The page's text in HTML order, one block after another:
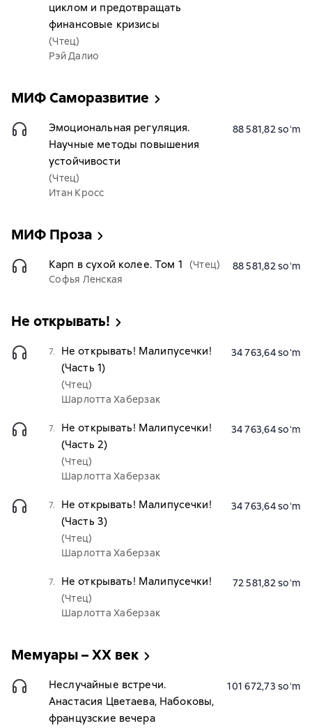
циклом и предотвращать
финансовые кризисы
(Чтец)
Рэй Далио
МИФ Саморазвитие
Эмоциональная регуляция.
Научные методы повышения
устойчивости
(Чтец)
Итан Кросс
88 581,82 soʻm
МИФ Проза
Карп в сухой колее. Том 1
(Чтец)
Софья Ленская
88 581,82 soʻm
Не открывать!
7.
Не открывать! Малипусечки!
(Часть 1)
(Чтец)
Шарлотта Хаберзак
34 763,64 soʻm
7.
Не открывать! Малипусечки!
(Часть 2)
(Чтец)
Шарлотта Хаберзак
34 763,64 soʻm
7.
Не открывать! Малипусечки!
(Часть 3)
(Чтец)
Шарлотта Хаберзак
34 763,64 soʻm
7. Не открывать! Малипусечки!
(Чтец)
Шарлотта Хаберзак
72 581,82 soʻm
Мемуары – XX век
Неслучайные встречи.
Анастасия Цветаева, Набоковы,
французские вечера
101 672,73 soʻm